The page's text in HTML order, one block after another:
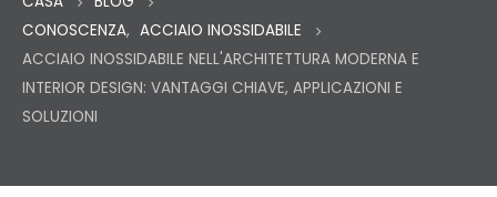
CONOSCENZA, ACCIAIO INOSSIDABILE
ACCIAIO INOSSIDABILE NELL'ARCHITETTURA MODERNA E
INTERIOR DESIGN: VANTAGGI CHIAVE, APPLICAZIONI E
SOLUZIONI